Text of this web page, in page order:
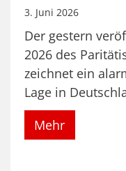
3. Juni 2026
Der gestern
2026 des
zeichnet ein
Lage in
Mehr